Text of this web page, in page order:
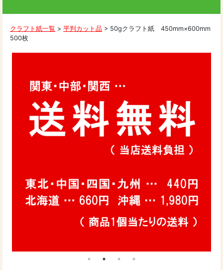
クラフト紙一覧 > 平判カット品 > 50gクラフト紙 450mm×600mm
500枚